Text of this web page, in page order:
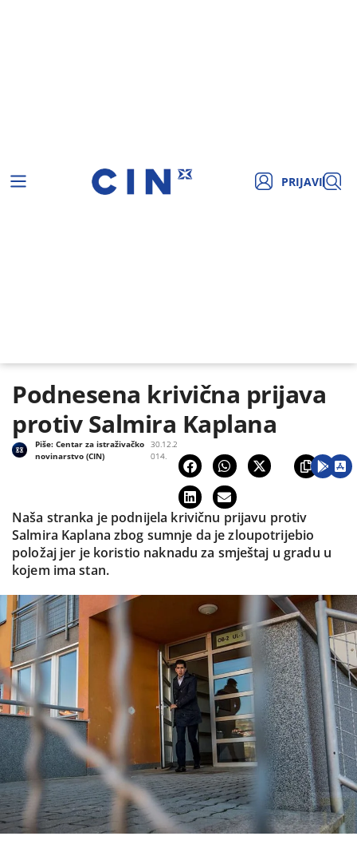
PRIJAVI
Podnesena krivična prijava
protiv Salmira Kaplana
30.12.2
014.
Piše: Centar za istraživačko
novinarstvo (CIN)
Naša stranka je podnijela krivičnu prijavu protiv
Salmira Kaplana zbog sumnje da je zloupotrijebio
položaj jer je koristio naknadu za smještaj u gradu u
kojem ima stan.